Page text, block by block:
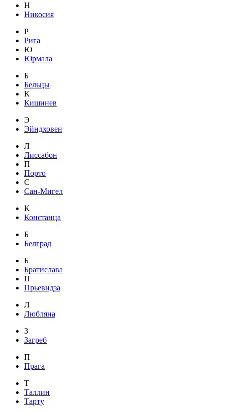
Н
Никосия
Р
Рига
Ю
Юрмала
Б
Бельцы
К
Кишинев
Э
Эйндховен
Л
Лиссабон
П
Порто
С
Сан-Мигел
К
Констанца
Б
Белград
Б
Братислава
П
Прьевидза
Л
Любляна
З
Загреб
П
Прага
Т
Таллин
Тарту